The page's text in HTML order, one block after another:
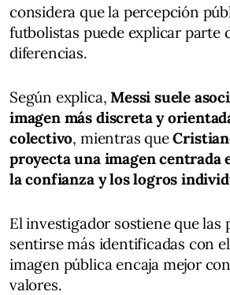
considera que la percepción
futbolistas puede explicar parte
diferencias.
Según explica, Messi suele
imagen más discreta y
colectivo, mientras que
proyecta una imagen centrada
la confianza y los logros
El investigador sostiene que las
sentirse más identificadas con
imagen pública encaja mejor
valores.